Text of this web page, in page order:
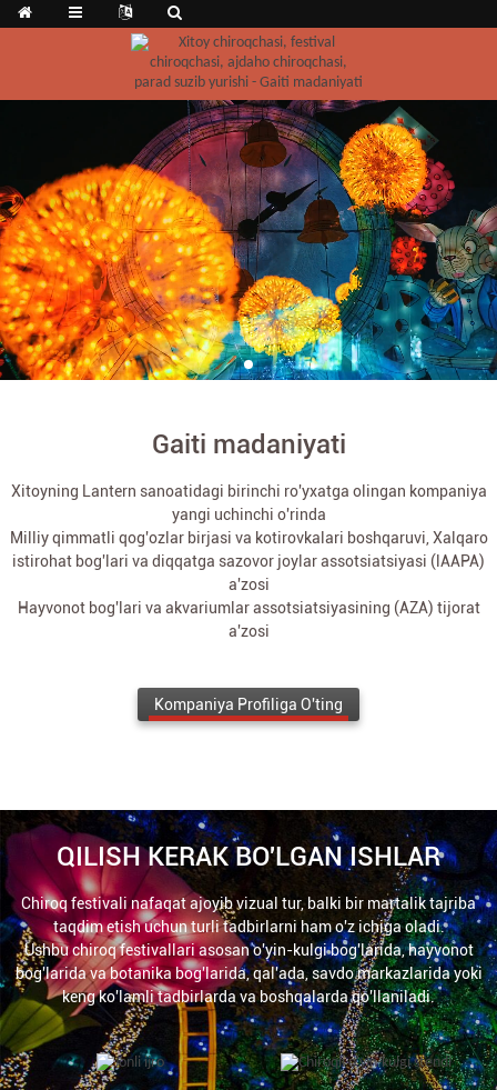
Gaiti madaniyati
Xitoyning Lantern sanoatidagi birinchi ro'yxatga olingan kompaniya
yangi uchinchi o'rinda
Milliy qimmatli qog'ozlar birjasi va kotirovkalari boshqaruvi, Xalqaro
istirohat bog'lari va diqqatga sazovor joylar assotsiatsiyasi (lAAPA)
a'zosi
Hayvonot bog'lari va akvariumlar assotsiatsiyasining (AZA) tijorat
a'zosi
Kompaniya Profiliga O'ting
QILISH KERAK BO'LGAN ISHLAR
Chiroq festivali nafaqat ajoyib vizual tur, balki bir martalik tajriba
taqdim etish uchun turli tadbirlarni ham o'z ichiga oladi.
Ushbu chiroq festivallari asosan o'yin-kulgi bog'larida, hayvonot
bog'larida va botanika bog'larida, qal'ada, savdo markazlarida yoki
keng ko'lamli tadbirlarda va boshqalarda qo'llaniladi.